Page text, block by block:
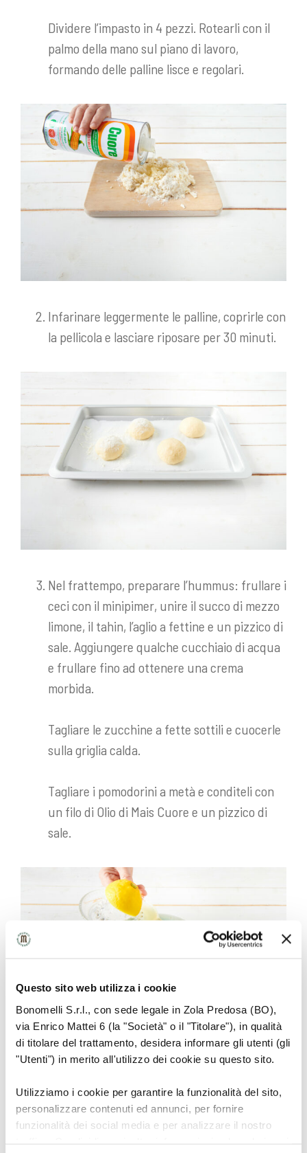
Questo sito web utilizza i cookie
Bonomelli S.r.l., con sede legale in Zola Predosa (BO),
via Enrico Mattei 6 (la "Società" o il "Titolare"), in qualità
di titolare del trattamento, desidera informare gli utenti (gli
"Utenti") in merito all'utilizzo dei cookie su questo sito.
Utilizziamo i cookie per garantire la funzionalità del sito,
personalizzare contenuti ed annunci, per fornire
funzionalità dei social media e per analizzare il nostro
Dividere l’impasto in 4 pezzi. Rotearli con il
palmo della mano sul piano di lavoro,
formando delle palline lisce e regolari.
Infarinare leggermente le palline, coprirle con
la pellicola e lasciare riposare per 30 minuti.
Nel frattempo, preparare l’hummus: frullare i
ceci con il minipimer, unire il succo di mezzo
limone, il tahin, l’aglio a fettine e un pizzico di
sale. Aggiungere qualche cucchiaio di acqua
e frullare fino ad ottenere una crema
morbida.
Tagliare le zucchine a fette sottili e cuocerle
sulla griglia calda.
Tagliare i pomodorini a metà e conditeli con
un filo di Olio di Mais Cuore e un pizzico di
sale.
in un disco di 3 mm di spessore.